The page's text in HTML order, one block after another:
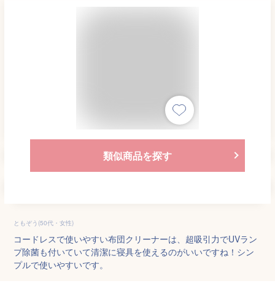
類似商品を探す
ともぞう(50代・女性)
コードレスで使いやすい布団クリーナーは、超吸引力でUVラン
プ除菌も付いていて清潔に寝具を使えるのがいいですね！シン
プルで使いやすいです。